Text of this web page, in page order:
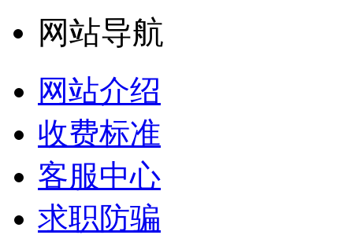
网站导航
网站介绍
收费标准
客服中心
求职防骗